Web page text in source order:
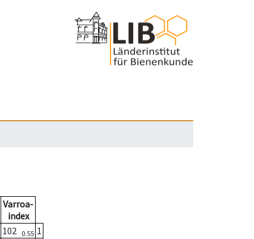
Varroa-
index
102 0.55 1